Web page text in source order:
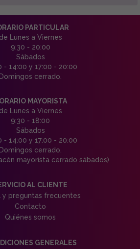
PARTICULAR
de Lunes a Viernes
9:30 - 20:00
Sábados
- 14:00 y 17:00 - 20:00
Domingos cerrado.
MAYORISTA
de Lunes a Viernes
9:30 - 18:00
Sábados
- 14:00 y 17:00 - 20:00
Domingos cerrado.
mayorista cerrado sábados)
AL CLIENTE
y preguntas frecuentes
Contacto
Quiénes somos
GENERALES